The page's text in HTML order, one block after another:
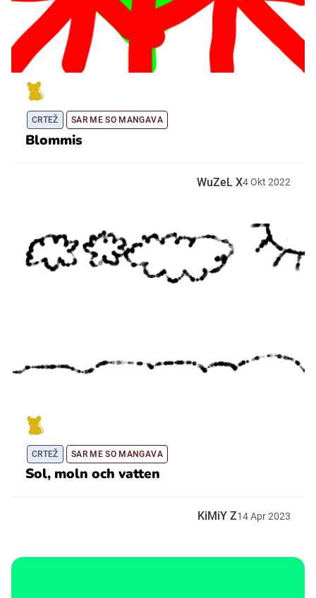
CRTEŽ SAR ME SO MANGAVA
Blommis
WuZeL X4Okt 2022
CRTEŽ SAR ME SO MANGAVA
Sol, moln och vatten
KiMiY Z14Apr2023